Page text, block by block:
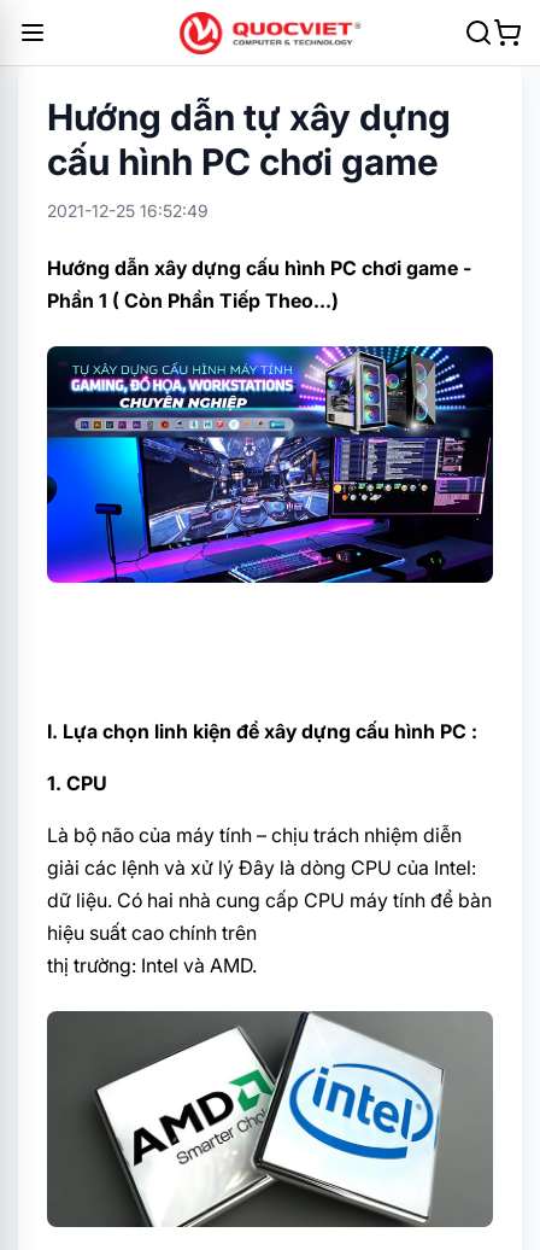
Hướng dẫn tự xây dựng
cấu hình PC chơi game
2021-12-25 16:52:49
Hướng dẫn xây dựng cấu hình PC chơi game -
Phần 1 ( Còn Phần Tiếp Theo...)
I. Lựa chọn linh kiện để xây dựng cấu hình PC :
1. CPU
Là bộ não của máy tính – chịu trách nhiệm diễn
giải các lệnh và xử lý Đây là dòng CPU của Intel:
dữ liệu. Có hai nhà cung cấp CPU máy tính để bàn
hiệu suất cao chính trên
thị trường: Intel và AMD.